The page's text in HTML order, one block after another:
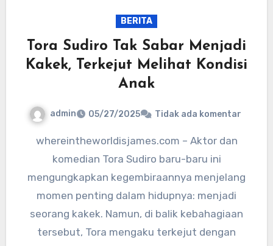
BERITA
Tora Sudiro Tak Sabar Menjadi
Kakek, Terkejut Melihat Kondisi
Anak
admin 05/27/2025 Tidak ada komentar
whereintheworldisjames.com – Aktor dan
komedian Tora Sudiro baru-baru ini
mengungkapkan kegembiraannya menjelang
momen penting dalam hidupnya: menjadi
seorang kakek. Namun, di balik kebahagiaan
tersebut, Tora mengaku terkejut dengan